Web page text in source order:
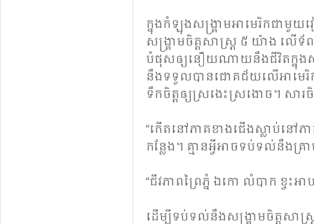
ក្នុង​កំឡុង​សង្រ្គាម​អាមេរិក​ជាមួយ​
សង្គ្រាម​ចិត្ត​សាស្ត្រ​ ៥ យ៉ាង​ លើ​ទ័
បំផុស​ឲ្យ​នឿយ​ណាយ​​នឹង​ជីវិត​ក្នុង​
នឹង​ទទួលបាន​ជោគជ័យ​លើអាមេរិក
ទឹក​ចិត្ត​ឲ្យ​ស្រងេះ​ស្រងោច។ សារ
“កើត​នៅ​ភាគ​ខាង​ជើង​ស្លាប់​នៅ​ភ
កន្លែង​។ គ្មាន​អ្វី​អាច​ទប់​ទល់​នឹង​គ្រ
“​ជីវភាព​ព្រៃ​ភ្នំ​ ឯកោ​ លំបាក ខ្វះ​អាហ
ដើម្បី​ទប់​ទល់​នឹង​សង្គ្រាម​ចិត្ត​សា